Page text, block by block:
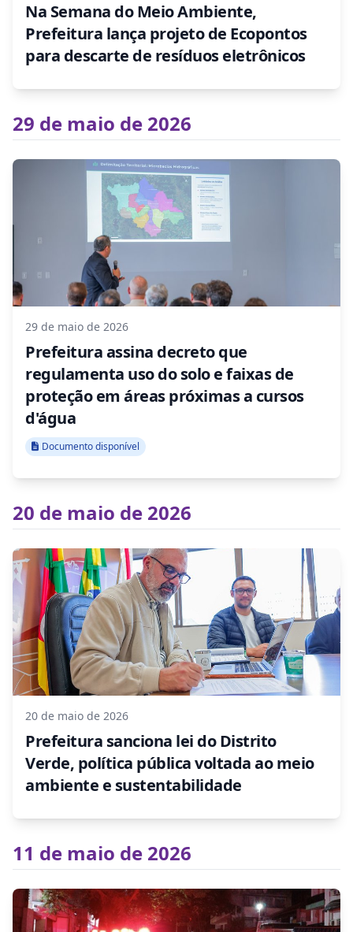
Na Semana do Meio Ambiente,
Prefeitura lança projeto de Ecopontos
para descarte de resíduos eletrônicos
29 de maio de 2026
29 de maio de 2026
Prefeitura assina decreto que
regulamenta uso do solo e faixas de
proteção em áreas próximas a cursos
d'água
Documento disponível
20 de maio de 2026
20 de maio de 2026
Prefeitura sanciona lei do Distrito
Verde, política pública voltada ao meio
ambiente e sustentabilidade
11 de maio de 2026